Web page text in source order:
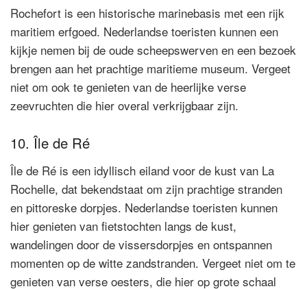
Rochefort is een historische marinebasis met een rijk
maritiem erfgoed. Nederlandse toeristen kunnen een
kijkje nemen bij de oude scheepswerven en een bezoek
brengen aan het prachtige maritieme museum. Vergeet
niet om ook te genieten van de heerlijke verse
zeevruchten die hier overal verkrijgbaar zijn.
10. Île de Ré
Île de Ré is een idyllisch eiland voor de kust van La
Rochelle, dat bekendstaat om zijn prachtige stranden
en pittoreske dorpjes. Nederlandse toeristen kunnen
hier genieten van fietstochten langs de kust,
wandelingen door de vissersdorpjes en ontspannen
momenten op de witte zandstranden. Vergeet niet om te
genieten van verse oesters, die hier op grote schaal